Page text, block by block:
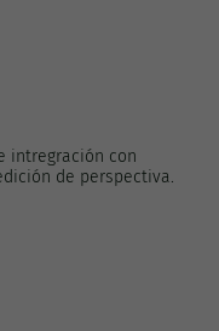
intregración con
de perspectiva.